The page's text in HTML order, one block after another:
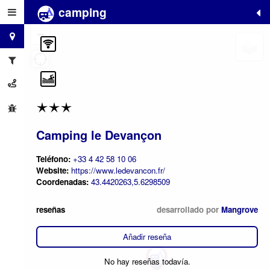
camping
Camping le Devançon
Teléfono: +33 4 42 58 10 06
Website: https://www.ledevancon.fr/
Coordenadas: 43.4420263,5.6298509
reseñas desarrollado por Mangrove
Añadir reseña
No hay reseñas todavía.
+
−